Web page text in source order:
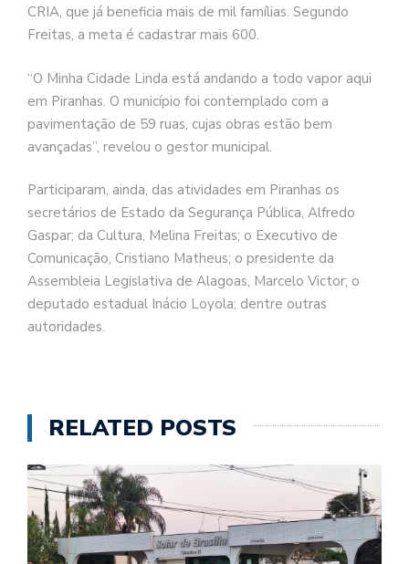
CRIA, que já beneficia mais de mil famílias. Segundo
Freitas, a meta é cadastrar mais 600.
“O Minha Cidade Linda está andando a todo vapor aqui
em Piranhas. O município foi contemplado com a
pavimentação de 59 ruas, cujas obras estão bem
avançadas”, revelou o gestor municipal.
Participaram, ainda, das atividades em Piranhas os
secretários de Estado da Segurança Pública, Alfredo
Gaspar; da Cultura, Melina Freitas; o Executivo de
Comunicação, Cristiano Matheus; o presidente da
Assembleia Legislativa de Alagoas, Marcelo Victor; o
deputado estadual Inácio Loyola; dentre outras
autoridades.
RELATED POSTS